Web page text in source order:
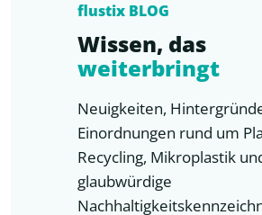
flustixBLOG
Wissen, das
weiterbringt
Neuigkeiten,
Einordnungen rund um
Recycling, Mikroplastik
glaubwürdige